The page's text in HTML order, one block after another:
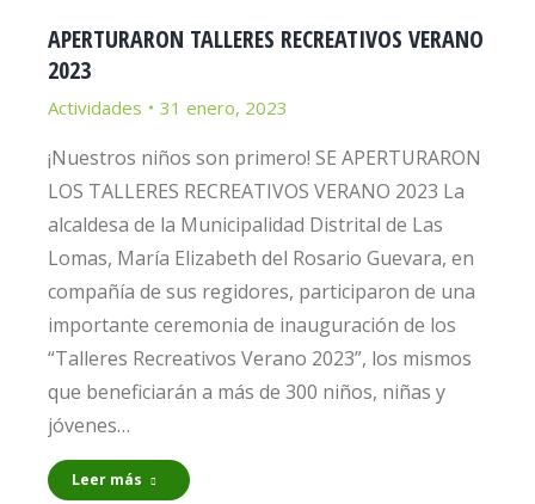
APERTURARON TALLERES RECREATIVOS VERANO
2023
Actividades 31 enero, 2023
¡Nuestros niños son primero! SE APERTURARON
LOS TALLERES RECREATIVOS VERANO 2023 La
alcaldesa de la Municipalidad Distrital de Las
Lomas, María Elizabeth del Rosario Guevara, en
compañía de sus regidores, participaron de una
importante ceremonia de inauguración de los
“Talleres Recreativos Verano 2023”, los mismos
que beneficiarán a más de 300 niños, niñas y
jóvenes…
Leer más